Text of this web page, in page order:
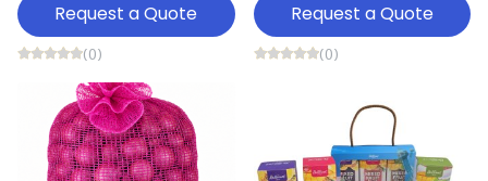
Request a Quote
(0)
Request a Quote
(0)